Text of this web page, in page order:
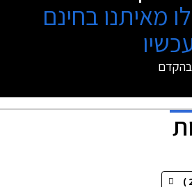
מאיתנו בחינם
בהקדם